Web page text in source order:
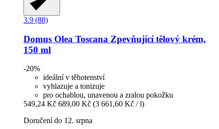
3.9 (88)
Domus Olea Toscana Zpevňující tělový krém,
150 ml
-20%
ideální v těhotenství
vyhlazuje a tonizuje
pro ochablou, unavenou a zralou pokožku
549,24 Kč 689,00 Kč (3 661,60 Kč / l)
Doručení do 12. srpna